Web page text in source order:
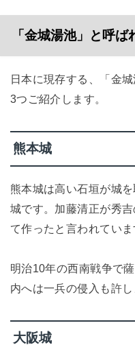
「金城湯池」と呼
日本に現存する、「金
3つご紹介します。
熊本城
熊本城は高い石垣が城
城です。加藤清正が秀
て作ったと言われていま
明治10年の西南戦争で
内へは一兵の侵入も許し
大阪城